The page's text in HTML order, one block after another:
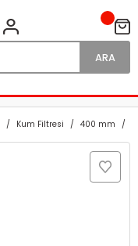
ARA
Kum Filtresi 400 mm